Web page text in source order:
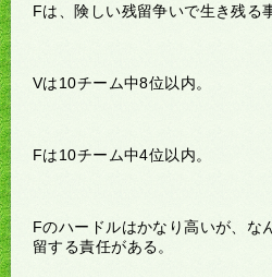
Fは、険しい残留争いで生き残る
Vは10チーム中8位以内。
Fは10チーム中4位以内。
Fのハードルはかなり高いが、な
留する責任がある。